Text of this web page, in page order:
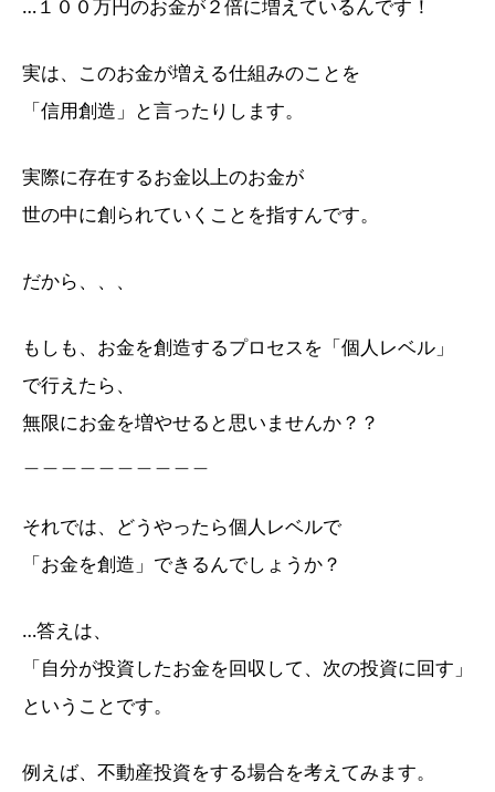
…１００万円のお金が２倍に増えているんです！
実は、このお金が増える仕組みのことを
「信用創造」と言ったりします。
実際に存在するお金以上のお金が
世の中に創られていくことを指すんです。
だから、、、
もしも、お金を創造するプロセスを「個人レベル」
で行えたら、
無限にお金を増やせると思いませんか？？
それでは、どうやったら個人レベルで
「お金を創造」できるんでしょうか？
…答えは、
「自分が投資したお金を回収して、次の投資に回す」
ということです。
例えば、不動産投資をする場合を考えてみます。